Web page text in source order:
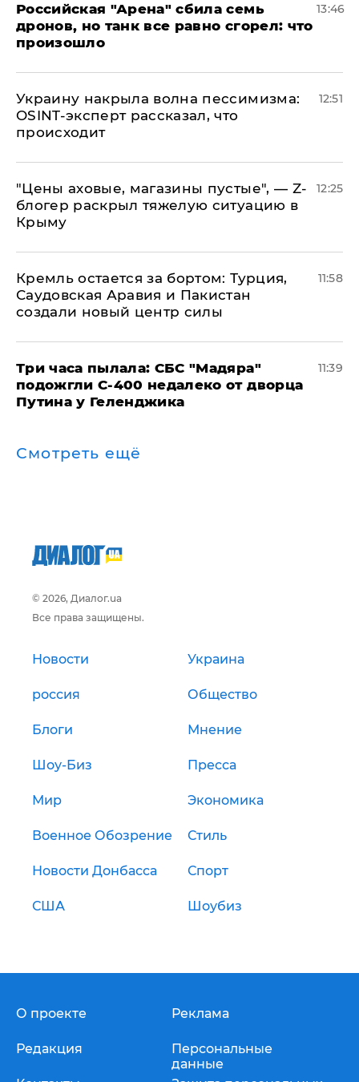
​Российская "Арена" сбила семь
дронов, но танк все равно сгорел: что
произошло
13:46
​Украину накрыла волна пессимизма:
OSINT-эксперт рассказал, что
происходит
12:51
​"Цены аховые, магазины пустые", — Z-
блогер раскрыл тяжелую ситуацию в
Крыму
12:25
​Кремль остается за бортом: Турция,
Саудовская Аравия и Пакистан
создали новый центр силы
11:58
Три часа пылала: СБС "Мадяра"
подожгли С-400 недалеко от дворца
Путина у Геленджика
11:39
Смотреть ещё
© 2026, Диалог.ua
Все права защищены.
Новости Украина
россия Общество
Блоги Мнение
Шоу-Биз Пресса
Мир Экономика
Военное Обозрение Стиль
Новости Донбасса Спорт
США Шоубиз
О проекте
Редакция
Реклама
Персональные
данные